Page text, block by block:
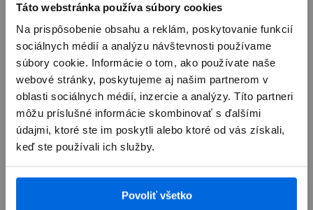
Táto webstránka používa súbory cookies
Na prispôsobenie obsahu a reklám, poskytovanie funkcií
sociálnych médií a analýzu návštevnosti používame
súbory cookie. Informácie o tom, ako používate naše
webové stránky, poskytujeme aj našim partnerom v
oblasti sociálnych médií, inzercie a analýzy. Títo partneri
môžu príslušné informácie skombinovať s ďalšími
údajmi, ktoré ste im poskytli alebo ktoré od vás získali,
keď ste používali ich služby.
Povoliť všetko
Prehľad
Popis
EPICO Fabric Braided Thunderbold 4 Cable - Šedá
výkonný kábel USB-C na USB-C s textilným
pletením a hliníkovými konektormi. Materiál pletu